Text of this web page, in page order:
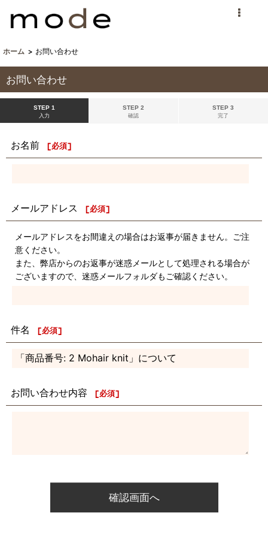
ホーム > お問い合わせ
お問い合わせ
STEP 1
入力
STEP 2
確認
STEP 3
完了
お名前 [必須]
メールアドレス [必須]
メールアドレスをお間違えの場合はお返事が届きません。ご注
意ください。
また、弊店からのお返事が迷惑メールとして処理される場合が
ございますので、迷惑メールフォルダもご確認ください。
件名 [必須]
お問い合わせ内容 [必須]
確認画面へ